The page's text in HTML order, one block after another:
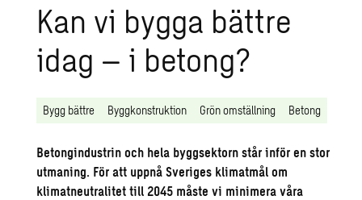
Kan vi bygga bättre
idag – i betong?
Bygg bättre Byggkonstruktion Grön omställning Betong
Betongindustrin och hela byggsektorn står inför en stor
utmaning. För att uppnå Sveriges klimatmål om
klimatneutralitet till 2045 måste vi minimera våra